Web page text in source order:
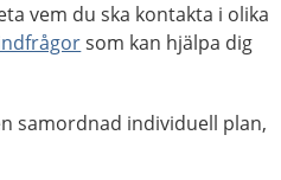
vem du ska kontakta i olika
som kan hjälpa dig
samordnad individuell plan,